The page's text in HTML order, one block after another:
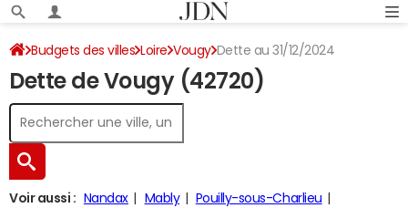
Budgets des villes Loire Vougy Dette au 31/12/2024
Dette de Vougy (42720)
Voir aussi : Nandax Mably
Pouilly-sous-Charlieu